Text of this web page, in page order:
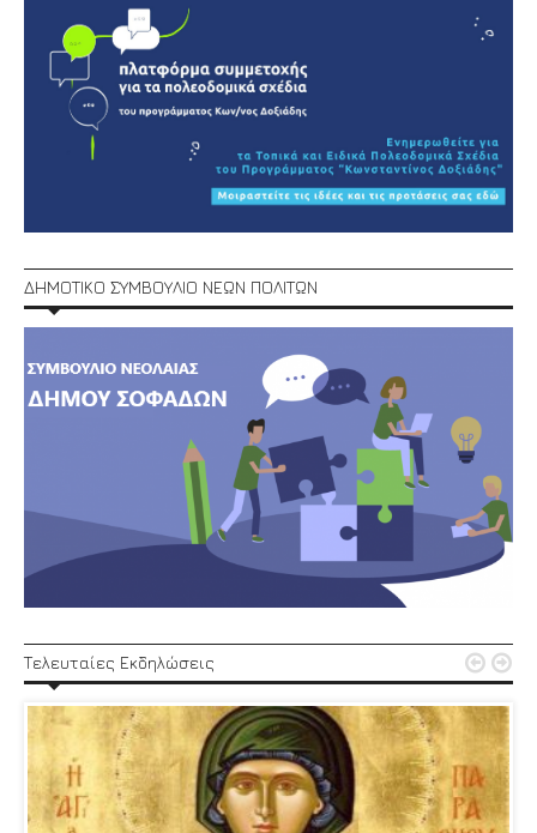
ΔΗΜΟΤΙΚΟ ΣΥΜΒΟΥΛΙΟ ΝΕΩΝ ΠΟΛΙΤΩΝ
Τελευταίες Εκδηλώσεις  